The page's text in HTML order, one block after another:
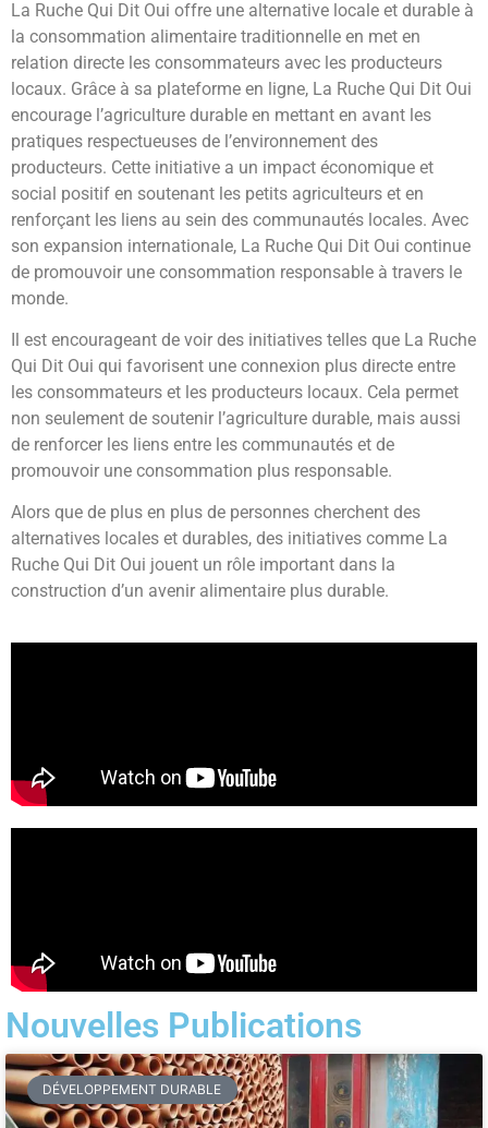
La Ruche Qui Dit Oui offre une alternative locale et durable à
la consommation alimentaire traditionnelle en met en
relation directe les consommateurs avec les producteurs
locaux. Grâce à sa plateforme en ligne, La Ruche Qui Dit Oui
encourage l’agriculture durable en mettant en avant les
pratiques respectueuses de l’environnement des
producteurs. Cette initiative a un impact économique et
social positif en soutenant les petits agriculteurs et en
renforçant les liens au sein des communautés locales. Avec
son expansion internationale, La Ruche Qui Dit Oui continue
de promouvoir une consommation responsable à travers le
monde.
Il est encourageant de voir des initiatives telles que La Ruche
Qui Dit Oui qui favorisent une connexion plus directe entre
les consommateurs et les producteurs locaux. Cela permet
non seulement de soutenir l’agriculture durable, mais aussi
de renforcer les liens entre les communautés et de
promouvoir une consommation plus responsable.
Alors que de plus en plus de personnes cherchent des
alternatives locales et durables, des initiatives comme La
Ruche Qui Dit Oui jouent un rôle important dans la
construction d’un avenir alimentaire plus durable.
Nouvelles Publications
DÉVELOPPEMENT DURABLE